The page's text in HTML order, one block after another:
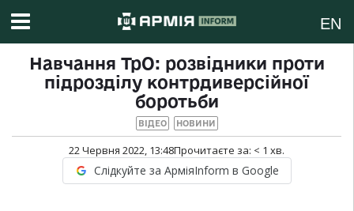
EN
Навчання ТрО: розвідники проти
підрозділу контрдиверсійної
боротьби
ВІДЕО НОВИНИ
22 Червня 2022, 13:48Прочитаєте за: < 1 хв.
Слідкуйте за АрміяInform в Google